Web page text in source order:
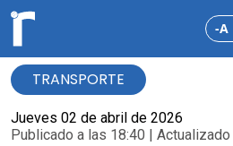
-A
TRANSPORTE
Jueves 02 de abril de 2026
Publicado a las 18:40 |